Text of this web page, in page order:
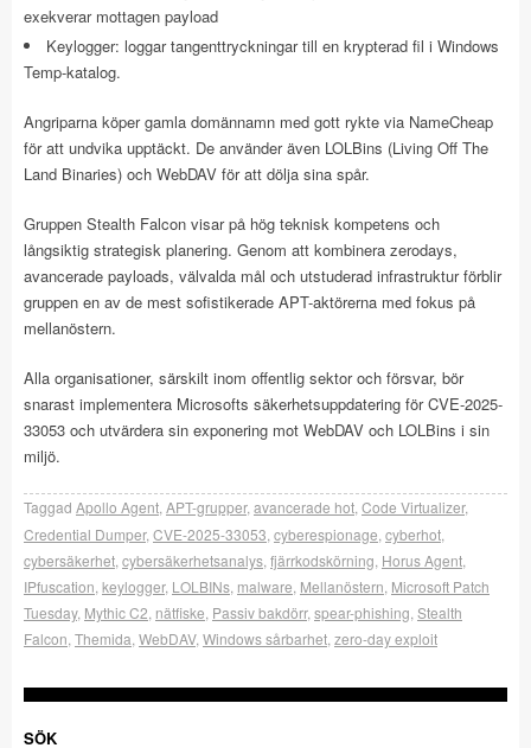
exekverar mottagen payload
Keylogger: loggar tangenttryckningar till en krypterad fil i Windows
Temp-katalog.
Angriparna köper gamla domännamn med gott rykte via NameCheap
för att undvika upptäckt. De använder även LOLBins (Living Off The
Land Binaries) och WebDAV för att dölja sina spår.
Gruppen Stealth Falcon visar på hög teknisk kompetens och
långsiktig strategisk planering. Genom att kombinera zerodays,
avancerade payloads, välvalda mål och utstuderad infrastruktur förblir
gruppen en av de mest sofistikerade APT-aktörerna med fokus på
mellanöstern.
Alla organisationer, särskilt inom offentlig sektor och försvar, bör
snarast implementera Microsofts säkerhetsuppdatering för CVE-2025-
33053 och utvärdera sin exponering mot WebDAV och LOLBins i sin
miljö.
Taggad Apollo Agent APT-grupper, avancerade hot Code Virtualizer,
Credential Dumper, CVE-2025-33053 cyberespionage cyberhot
cybersäkerhet cybersäkerhetsanalys fjärrkodskörning Horus Agent
IPfuscation keylogger, LOLBINs malware Mellanöstern Microsoft Patch
Tuesday, Mythic C2 nätfiske Passiv bakdörr, spear-phishing Stealth
Falcon Themida WebDAV, Windows sårbarhet zero-day exploit
SÖK